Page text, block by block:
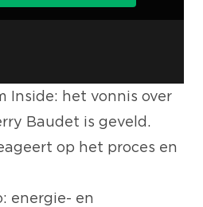
Inside: het vonnis over
Baudet is geveld.
op het proces en
energie- en